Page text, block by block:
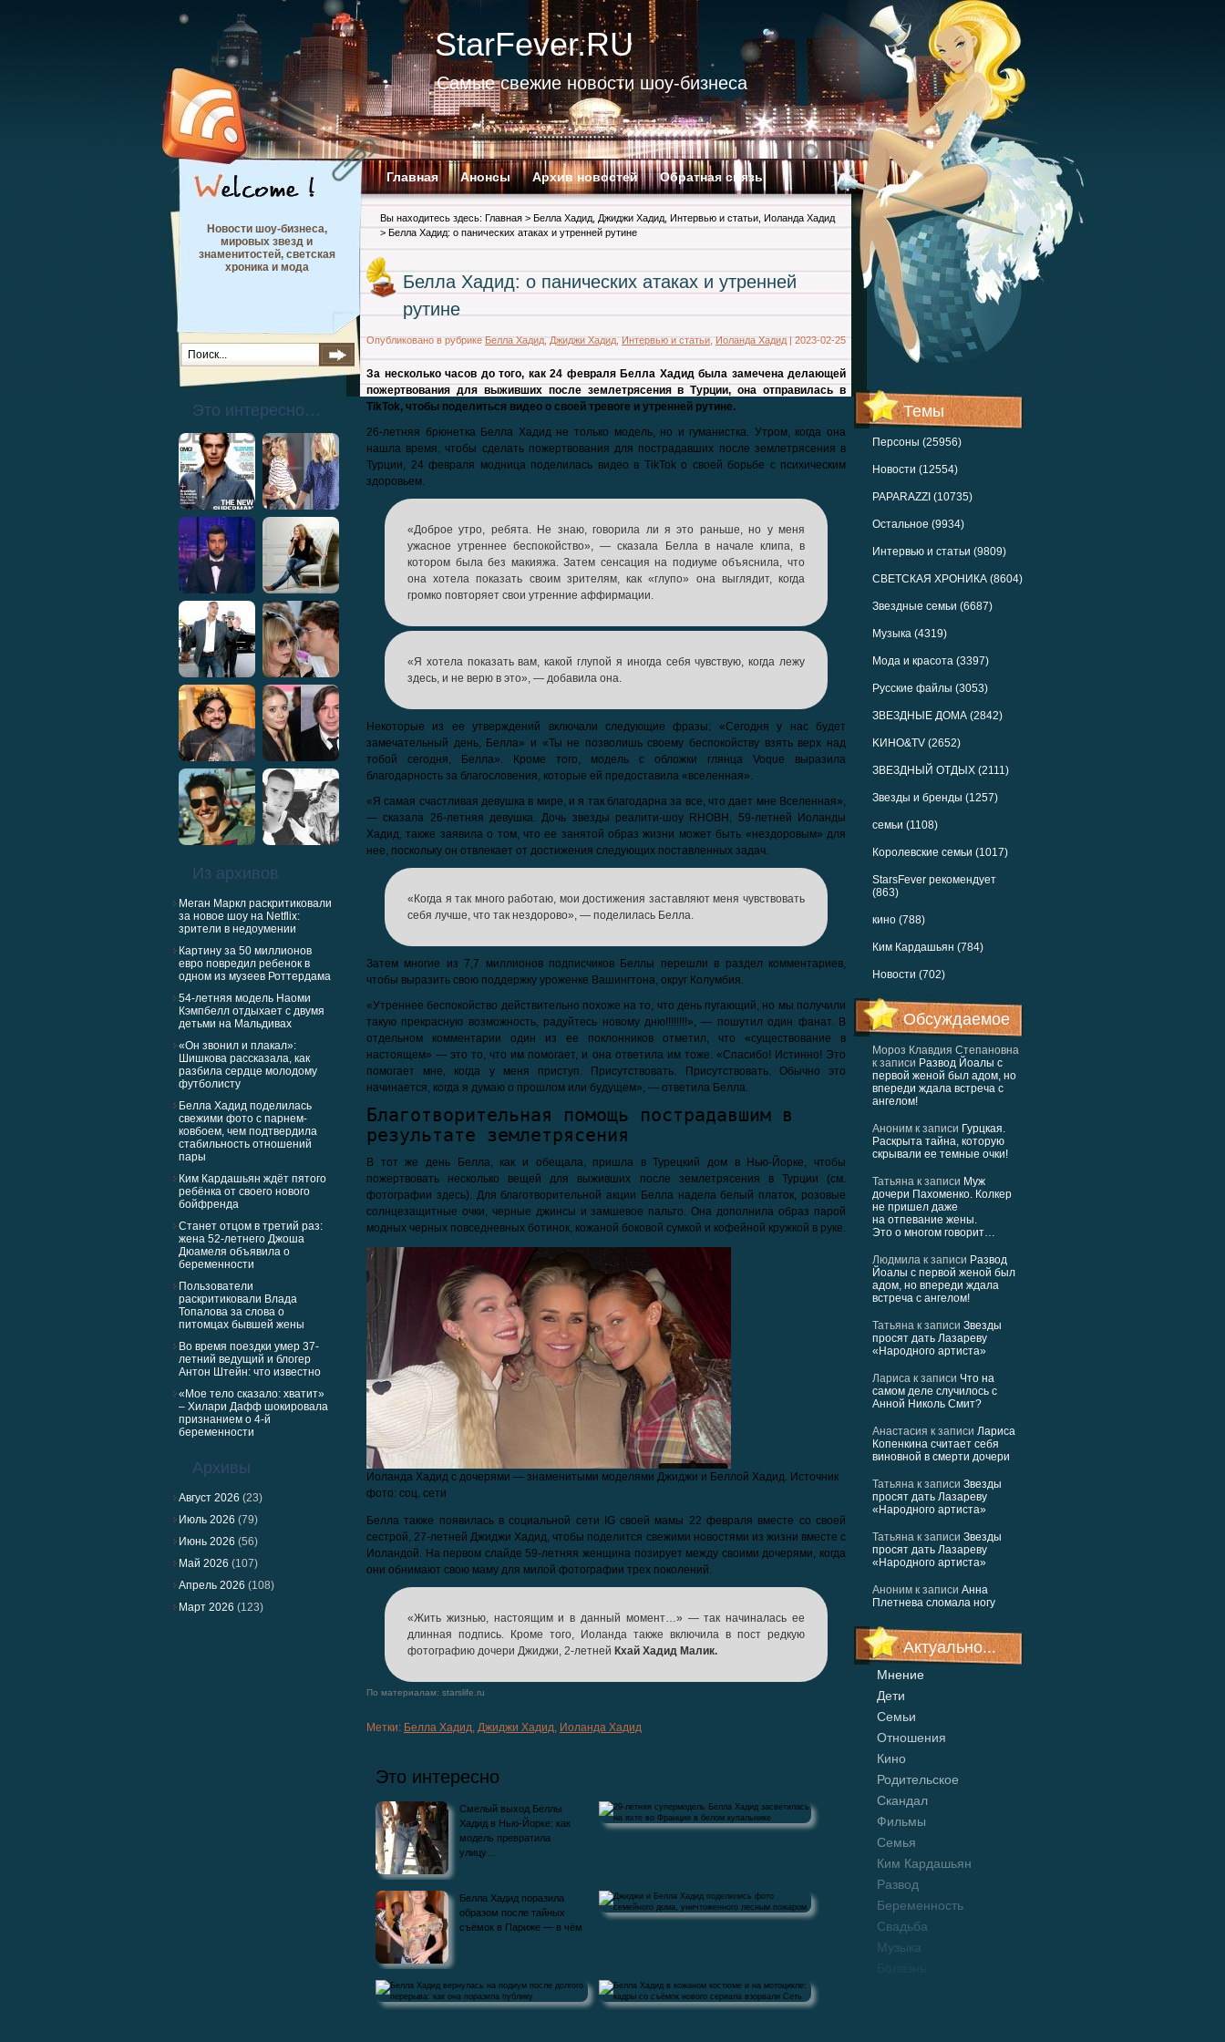
StarFever.RU
Самые свежие новости шоу-бизнеса
Главная Анонсы Архив новостей Обратная связь
Темы
Персоны (25956)
Новости (12554)
PAPARAZZI (10735)
Остальное (9934)
Интервью и статьи (9809)
СВЕТСКАЯ ХРОНИКА (8604)
Звездные семьи (6687)
Музыка (4319)
Мода и красота (3397)
Русские файлы (3053)
ЗВЕЗДНЫЕ ДОМА (2842)
KИНО&TV (2652)
ЗВЕЗДНЫЙ ОТДЫХ (2111)
Звезды и бренды (1257)
семьи (1108)
Королевские семьи (1017)
StarsFever рекомендует
(863)
кино (788)
Ким Кардашьян (784)
Новости (702)
Обсуждаемое
Мороз Клавдия Степановна
к записи Развод Йоалы с
первой женой был адом, но
впереди ждала встреча с
ангелом!
Аноним к записи Гурцкая.
Раскрыта тайна, которую
скрывали ее темные очки!
Татьяна к записи Муж
дочери Пахоменко. Колкер
не пришел даже
на отпевание жены.
Это о многом говорит…
Людмила к записи Развод
Йоалы с первой женой был
адом, но впереди ждала
встреча с ангелом!
Татьяна к записи Звезды
просят дать Лазареву
«Народного артиста»
Лариса к записи Что на
самом деле случилось с
Анной Николь Смит?
Анастасия к записи Лариса
Копенкина считает себя
виновной в смерти дочери
Татьяна к записи Звезды
просят дать Лазареву
«Народного артиста»
Татьяна к записи Звезды
просят дать Лазареву
«Народного артиста»
Аноним к записи Анна
Плетнева сломала ногу
Актуально...
Мнение
Дети
Семьи
Отношения
Кино
Родительское
Скандал
Фильмы
Семья
Ким Кардашьян
Развод
Беременность
Свадьба
Музыка
Новости шоу-бизнеса,
мировых звезд и
знаменитостей, светская
хроника и мода
Это интересно…
Из архивов
Меган Маркл раскритиковали
за новое шоу на Netflix:
зрители в недоумении
Картину за 50 миллионов
евро повредил ребенок в
одном из музеев Роттердама
54-летняя модель Наоми
Кэмпбелл отдыхает с двумя
детьми на Мальдивах
«Он звонил и плакал»:
Шишкова рассказала, как
разбила сердце молодому
футболисту
Белла Хадид поделилась
свежими фото с парнем-
ковбоем, чем подтвердила
стабильность отношений
пары
Ким Кардашьян ждёт пятого
ребёнка от своего нового
бойфренда
Станет отцом в третий раз:
жена 52-летнего Джоша
Дюамеля объявила о
беременности
Пользователи
раскритиковали Влада
Топалова за слова о
питомцах бывшей жены
Во время поездки умер 37-
летний ведущий и блогер
Антон Штейн: что известно
«Мое тело сказало: хватит»
– Хилари Дафф шокировала
признанием о 4-й
беременности
Архивы
Август 2026 (23)
Июль 2026 (79)
Июнь 2026 (56)
Май 2026 (107)
Апрель 2026 (108)
Март 2026 (123)
Вы находитесь здесь: Главная > Белла Хадид Джиджи Хадид Интервью и статьи Иоланда Хадид
> Белла Хадид: о панических атаках и утренней рутине
Белла Хадид: о панических атаках и утренней
рутине
Опубликовано в рубрике Белла Хадид Джиджи Хадид Интервью и статьи Иоланда Хадид | 2023-02-25
За несколько часов до того, как 24 февраля Белла Хадид была замечена делающей
пожертвования для выживших после землетрясения в Турции, она отправилась в
TikTok, чтобы поделиться видео о своей тревоге и утренней рутине.
26-летняя брюнетка Белла Хадид не только модель, но и гуманистка. Утром, когда она
нашла время, чтобы сделать пожертвования для пострадавших после землетрясения в
Турции, 24 февраля модница поделилась видео в TikTok о своей борьбе с психическим
здоровьем.
«Доброе утро, ребята. Не знаю, говорила ли я это раньше, но у меня
ужасное утреннее беспокойство», — сказала Белла в начале клипа, в
котором была без макияжа. Затем сенсация на подиуме объяснила, что
она хотела показать своим зрителям, как «глупо» она выглядит, когда
громко повторяет свои утренние аффирмации.
«Я хотела показать вам, какой глупой я иногда себя чувствую, когда лежу
здесь, и не верю в это», — добавила она.
Некоторые из ее утверждений включали следующие фразы: «Сегодня у нас будет
замечательный день, Белла» и «Ты не позволишь своему беспокойству взять верх над
тобой сегодня, Белла». Кроме того, модель с обложки глянца Voque выразила
благодарность за благословения, которые ей предоставила «вселенная».
«Я самая счастливая девушка в мире, и я так благодарна за все, что дает мне Вселенная»,
— сказала 26-летняя девушка. Дочь звезды реалити-шоу RHOBH, 59-летней Иоланды
Хадид, также заявила о том, что ее занятой образ жизни может быть «нездоровым» для
нее, поскольку он отвлекает от достижения следующих поставленных задач.
«Когда я так много работаю, мои достижения заставляют меня чувствовать
себя лучше, что так нездорово», — поделилась Белла.
Затем многие из 7,7 миллионов подписчиков Беллы перешли в раздел комментариев,
чтобы выразить свою поддержку уроженке Вашингтона, округ Колумбия.
«Утреннее беспокойство действительно похоже на то, что день пугающий, но мы получили
такую прекрасную возможность, радуйтесь новому дню!!!!!!!!», — пошутил один фанат. В
отдельном комментарии один из ее поклонников отметил, что «существование в
настоящем» — это то, что им помогает, и она ответила им тоже. «Спасибо! Истинно! Это
помогает мне, когда у меня приступ. Присутствовать. Присутствовать. Обычно это
начинается, когда я думаю о прошлом или будущем», — ответила Белла.
Благотворительная помощь пострадавшим в
результате землетрясения
В тот же день Белла, как и обещала, пришла в Турецкий дом в Нью-Йорке, чтобы
пожертвовать несколько вещей для выживших после землетрясения в Турции (см.
фотографии здесь). Для благотворительной акции Белла надела белый платок, розовые
солнцезащитные очки, черные джинсы и замшевое пальто. Она дополнила образ парой
модных черных повседневных ботинок, кожаной боковой сумкой и кофейной кружкой в ​​руке.
Иоланда Хадид с дочерями — знаменитыми моделями Джиджи и Беллой Хадид. Источник
фото: соц. сети
Белла также появилась в социальной сети IG своей мамы 22 февраля вместе со своей
сестрой, 27-летней Джиджи Хадид, чтобы поделится свежими новостями из жизни вместе с
Иоландой. На первом слайде 59-летняя женщина позирует между своими дочерями, когда
они обнимают свою маму для милой фотографии трех поколений.
«Жить жизнью, настоящим и в данный момент…» — так начиналась ее
длинная подпись. Кроме того, Иоланда также включила в пост редкую
фотографию дочери Джиджи, 2-летней Кхай Хадид Малик.
По материалам: starslife.ru
Метки: Белла Хадид, Джиджи Хадид, Иоланда Хадид
Это интересно
Смелый выход Беллы
Хадид в Нью-Йорке: как
модель превратила
улицу…
29-летняя супермодель Белла Хадид
засветилась на яхте во Франции в
Белла Хадид поразила
образом после тайных
съёмок в Париже — в чём
Джиджи и Белла Хадид поделились фото
семейного дома,…